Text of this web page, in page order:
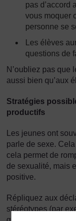
pas d’accord
vous moquer
personne se
Les élèves
questions de
N’oubliez pas que
aussi bien qu’aux
Stratégies
productifs
Les jeunes ont
parle de sexe.
cela permet de
de sexualité, mais
positive.
Répliquez aux
stéréotypes (par